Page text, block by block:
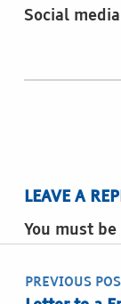
Social
LEAVE A
You must
Post
PREVIOUS POST